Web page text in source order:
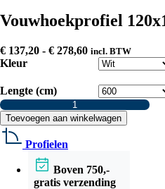
Vouwhoekprofiel
€ 137,20 - € 278,60Prijsklasse:
€ 137,20
€ 278,60
incl. BTW
Kleur
Lengte (cm)
Vouwhoekprofiel
120x120x3
mm
aantal
Toevoegen aan winkelwagen
Profielen
Boven 750,-
gratis verzending